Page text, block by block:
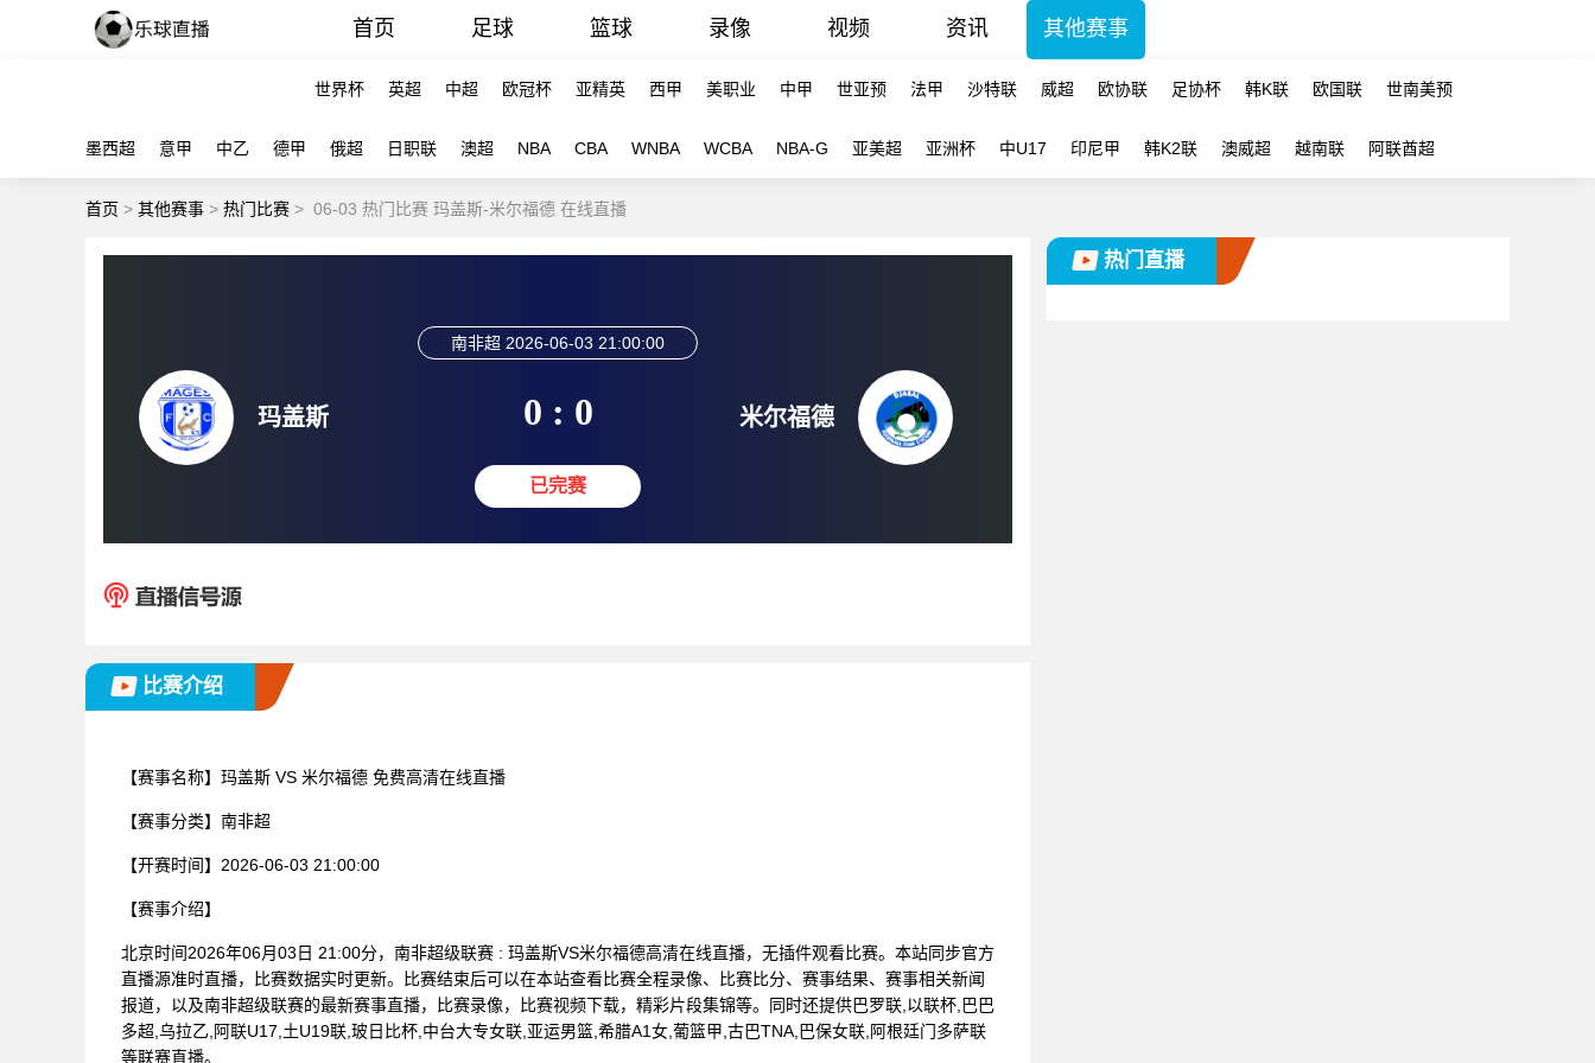
首页 足球 篮球 录像 视频 资讯 其他赛事
世界杯 英超 中超 欧冠杯 亚精英 西甲 美职业 中甲 世亚预 法甲 沙特联 威超 欧协联 足协杯 韩K联 欧国联 世南美预
墨西超 意甲 中乙 德甲 俄超 日职联 澳超 NBA CBA WNBA WCBA NBA-G 亚美超 亚洲杯 中U17 印尼甲 韩K2联 澳威超 越南联 阿联酋超
首页 > 其他赛事 > 热门比赛 > 06-03 热门比赛 玛盖斯-米尔福德 在线直播
玛盖斯
南非超 2026-06-03 21:00:00
0 : 0
已完赛
米尔福德
比赛介绍
【赛事名称】 玛盖斯 VS 米尔福德 免费高清在线直播
【赛事分类】 南非超
【开赛时间】 2026-06-03 21:00:00
【赛事介绍】
北京时间2026年06月03日 21:00分，南非超级联赛 : 玛盖斯VS米尔福德高清在线直播，无插件观看比赛。本站同步官方
直播源准时直播，比赛数据实时更新。比赛结束后可以在本站查看比赛全程录像、比赛比分、赛事结果、赛事相关新闻
报道，以及南非超级联赛的最新赛事直播，比赛录像，比赛视频下载，精彩片段集锦等。同时还提供巴罗联,以联杯,巴巴
多超,乌拉乙,阿联U17,土U19联,玻日比杯,中台大专女联,亚运男篮,希腊A1女,葡篮甲,古巴TNA,巴保女联,阿根廷门多萨联
等联赛直播。
热门直播